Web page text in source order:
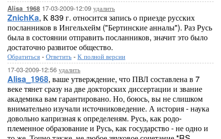
Alisa_1968 17-03-2009-12:09 удалить
ZnichKa, К 839 г. относится запись о приезде русских
посланников в Ингельхейм ("Бертинские анналы"). Раз Русь
была в состоянии отправить посланников, значит это было
достаточно развитое общество.
Обратиться - Ответить - К полной версии
17-03-2009-12:56 удалить
Alisa_1968, ваше утверждение, что ПВЛ составлена в 7
веке тянет сразу на две докторских диссертации и звание
академика вам гарантировано. Но, боюсь, вы не слишком
внимательно изучали источниковедение. А история - наука
довольно капризная к определеням. Русь, как родо-
племенное образование и Русь, как государство - не одно и